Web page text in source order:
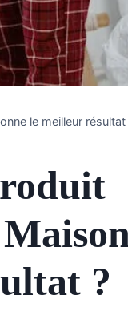
le meilleur résultat
?